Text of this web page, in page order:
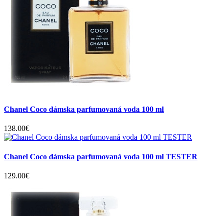
Chanel Coco dámska parfumovaná voda 100 ml
138.00€
Chanel Coco dámska parfumovaná voda 100 ml TESTER
129.00€